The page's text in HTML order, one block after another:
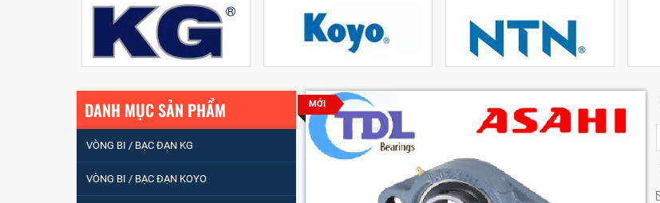
MỚI
DANH MỤC SẢN PHẨM
VÒNG BI / BẠC ĐẠN KG
VÒNG BI / BẠC ĐẠN KOYO